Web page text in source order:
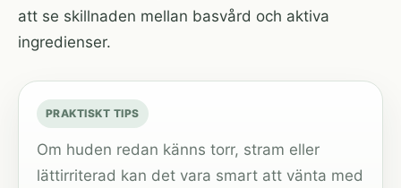
att se skillnaden mellan basvård och aktiva
ingredienser.
PRAKTISKT TIPS
Om huden redan känns torr, stram eller
lättirriterad kan det vara smart att vänta med